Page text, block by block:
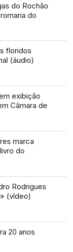
do Rochão
do
floridos
(áudio)
exibição
Câmara de
marca
do
Rodrigues
(vídeo)
20 anos